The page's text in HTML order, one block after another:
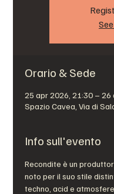
Orario & Sede
25 apr 2026, 21:30 – 26
Spazio Cavea, Via di
Info sull'evento
Recondite è un
noto per il suo stile
techno, acid e